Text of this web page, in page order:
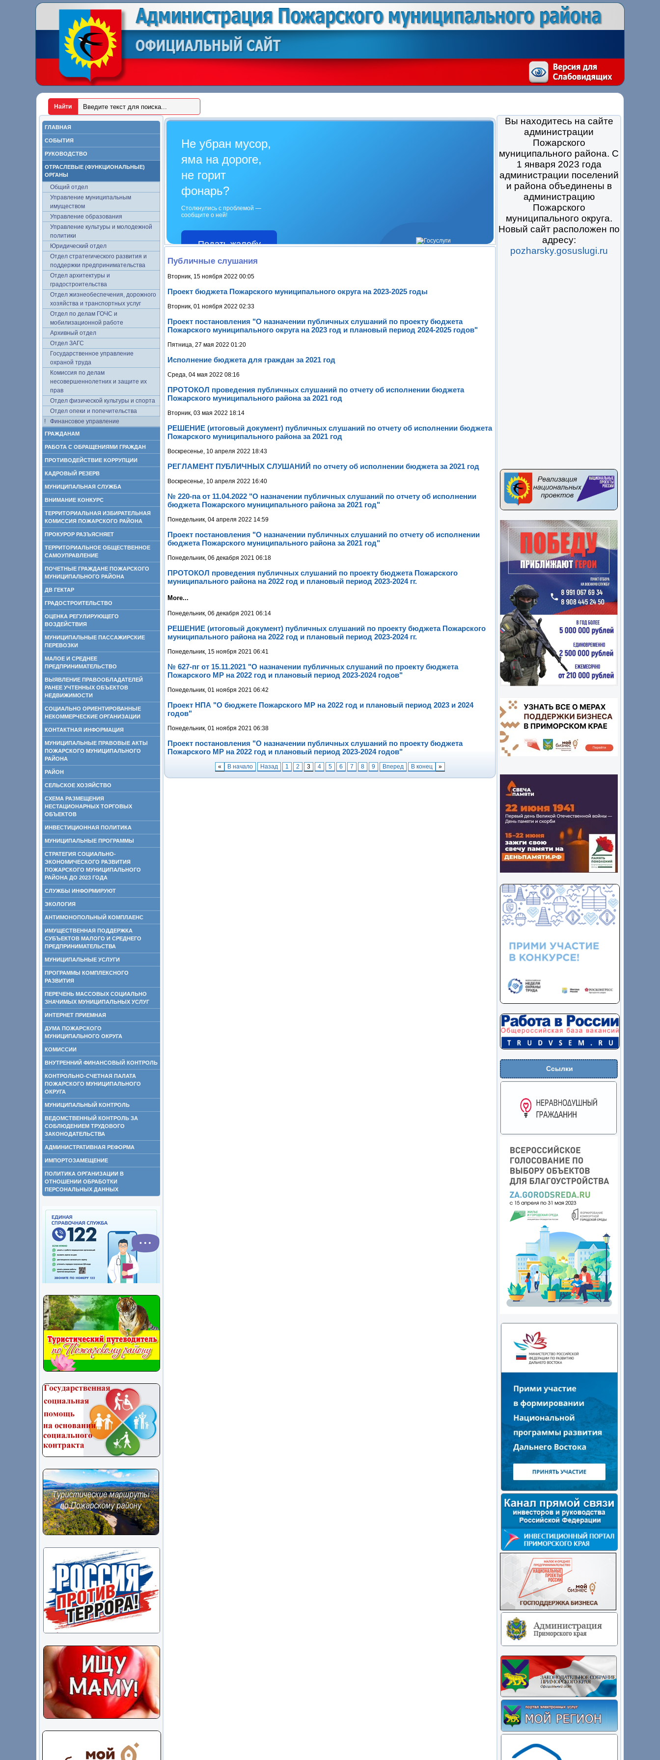
ГЛАВНАЯ
СОБЫТИЯ
РУКОВОДСТВО
ОТРАСЛЕВЫЕ (ФУНКЦИОНАЛЬНЫЕ)
ОРГАНЫ
Общий отдел
Управление муниципальным
имуществом
Управление образования
Управление культуры и молодежной
политики
Юридический отдел
Отдел стратегического развития и
поддержки предпринимательства
Отдел архитектуры и
градостроительства
Отдел жизнеобеспечения, дорожного
хозяйства и транспортных услуг
Отдел по делам ГОЧС и
мобилизационной работе
Архивный отдел
Отдел ЗАГС
Государственное управление
охраной труда
Комиссия по делам
несовершеннолетних и защите их
прав
Отдел физической культуры и спорта
Отдел опеки и попечительства
Финансовое управление
ГРАЖДАНАМ
РАБОТА С ОБРАЩЕНИЯМИ ГРАЖДАН
ПРОТИВОДЕЙСТВИЕ КОРРУПЦИИ
КАДРОВЫЙ РЕЗЕРВ
МУНИЦИПАЛЬНАЯ СЛУЖБА
ВНИМАНИЕ КОНКУРС
ТЕРРИТОРИАЛЬНАЯ ИЗБИРАТЕЛЬНАЯ
КОМИССИЯ ПОЖАРСКОГО РАЙОНА
ПРОКУРОР РАЗЪЯСНЯЕТ
ТЕРРИТОРИАЛЬНОЕ ОБЩЕСТВЕННОЕ
САМОУПРАВЛЕНИЕ
ПОЧЕТНЫЕ ГРАЖДАНЕ ПОЖАРСКОГО
МУНИЦИПАЛЬНОГО РАЙОНА
ДВ ГЕКТАР
ГРАДОСТРОИТЕЛЬСТВО
ОЦЕНКА РЕГУЛИРУЮЩЕГО
ВОЗДЕЙСТВИЯ
МУНИЦИПАЛЬНЫЕ ПАССАЖИРСКИЕ
ПЕРЕВОЗКИ
МАЛОЕ И СРЕДНЕЕ
ПРЕДПРИНИМАТЕЛЬСТВО
ВЫЯВЛЕНИЕ ПРАВООБЛАДАТЕЛЕЙ
РАНЕЕ УЧТЕННЫХ ОБЪЕКТОВ
НЕДВИЖИМОСТИ
СОЦИАЛЬНО ОРИЕНТИРОВАННЫЕ
НЕКОММЕРЧЕСКИЕ ОРГАНИЗАЦИИ
КОНТАКТНАЯ ИНФОРМАЦИЯ
МУНИЦИПАЛЬНЫЕ ПРАВОВЫЕ АКТЫ
ПОЖАРСКОГО МУНИЦИПАЛЬНОГО
РАЙОНА
РАЙОН
СЕЛЬСКОЕ ХОЗЯЙСТВО
СХЕМА РАЗМЕЩЕНИЯ
НЕСТАЦИОНАРНЫХ ТОРГОВЫХ
ОБЪЕКТОВ
ИНВЕСТИЦИОННАЯ ПОЛИТИКА
МУНИЦИПАЛЬНЫЕ ПРОГРАММЫ
СТРАТЕГИЯ СОЦИАЛЬНО-
ЭКОНОМИЧЕСКОГО РАЗВИТИЯ
ПОЖАРСКОГО МУНИЦИПАЛЬНОГО
РАЙОНА ДО 2023 ГОДА
СЛУЖБЫ ИНФОРМИРУЮТ
ЭКОЛОГИЯ
АНТИМОНОПОЛЬНЫЙ КОМПЛАЕНС
ИМУЩЕСТВЕННАЯ ПОДДЕРЖКА
СУБЪЕКТОВ МАЛОГО И СРЕДНЕГО
ПРЕДПРИНИМАТЕЛЬСТВА
МУНИЦИПАЛЬНЫЕ УСЛУГИ
ПРОГРАММЫ КОМПЛЕКСНОГО
РАЗВИТИЯ
ПЕРЕЧЕНЬ МАССОВЫХ СОЦИАЛЬНО
ЗНАЧИМЫХ МУНИЦИПАЛЬНЫХ УСЛУГ
ИНТЕРНЕТ ПРИЕМНАЯ
ДУМА ПОЖАРСКОГО
МУНИЦИПАЛЬНОГО ОКРУГА
КОМИССИИ
ВНУТРЕННИЙ ФИНАНСОВЫЙ КОНТРОЛЬ
КОНТРОЛЬНО-СЧЕТНАЯ ПАЛАТА
ПОЖАРСКОГО МУНИЦИПАЛЬНОГО
ОКРУГА
МУНИЦИПАЛЬНЫЙ КОНТРОЛЬ
ВЕДОМСТВЕННЫЙ КОНТРОЛЬ ЗА
СОБЛЮДЕНИЕМ ТРУДОВОГО
ЗАКОНОДАТЕЛЬСТВА
АДМИНИСТРАТИВНАЯ РЕФОРМА
ИМПОРТОЗАМЕЩЕНИЕ
ПОЛИТИКА ОРГАНИЗАЦИИ В
ОТНОШЕНИИ ОБРАБОТКИ
ПЕРСОНАЛЬНЫХ ДАННЫХ
Вы находитесь на сайте
администрации
Пожарского
муниципального района. С
1 января 2023 года
администрации поселений
и района объединены в
администрацию
Пожарского
муниципального округа.
Новый сайт расположен по
адресу:
pozharsky.gosuslugi.ru
Ссылки
Не убран мусор,
яма на дороге,
не горит
фонарь?
Столкнулись с проблемой —
сообщите о ней!
Подать жалобу
Публичные слушания
Вторник, 15 ноября 2022 00:05
Проект бюджета Пожарского муниципального округа на 2023-2025 годы
Вторник, 01 ноября 2022 02:33
Проект постановления "О назначении публичных слушаний по проекту бюджета
Пожарского муниципального округа на 2023 год и плановый период 2024-2025 годов"
Пятница, 27 мая 2022 01:20
Исполнение бюджета для граждан за 2021 год
Среда, 04 мая 2022 08:16
ПРОТОКОЛ проведения публичных слушаний по отчету об исполнении бюджета
Пожарского муниципального района за 2021 год
Вторник, 03 мая 2022 18:14
РЕШЕНИЕ (итоговый документ) публичных слушаний по отчету об исполнении бюджета
Пожарского муниципального района за 2021 год
Воскресенье, 10 апреля 2022 18:43
РЕГЛАМЕНТ ПУБЛИЧНЫХ СЛУШАНИЙ по отчету об исполнении бюджета за 2021 год
Воскресенье, 10 апреля 2022 16:40
№ 220-па от 11.04.2022 "О назначении публичных слушаний по отчету об исполнении
бюджета Пожарского муниципального района за 2021 год"
Понедельник, 04 апреля 2022 14:59
Проект постановления "О назначении публичных слушаний по отчету об исполнении
бюджета Пожарского муниципального района за 2021 год"
Понедельник, 06 декабря 2021 06:18
ПРОТОКОЛ проведения публичных слушаний по проекту бюджета Пожарского
муниципального района на 2022 год и плановый период 2023-2024 гг.
More...
Понедельник, 06 декабря 2021 06:14
РЕШЕНИЕ (итоговый документ) публичных слушаний по проекту бюджета Пожарского
муниципального района на 2022 год и плановый период 2023-2024 гг.
Понедельник, 15 ноября 2021 06:41
№ 627-пг от 15.11.2021 "О назначении публичных слушаний по проекту бюджета
Пожарского МР на 2022 год и плановый период 2023-2024 годов"
Понедельник, 01 ноября 2021 06:42
Проект НПА "О бюджете Пожарского МР на 2022 год и плановый период 2023 и 2024
годов"
Понедельник, 01 ноября 2021 06:38
Проект постановления "О назначении публичных слушаний по проекту бюджета
Пожарского МР на 2022 год и плановый период 2023-2024 годов"
« В начало Назад 1 2 3 4 5 6 7 8 9 Вперед В конец »